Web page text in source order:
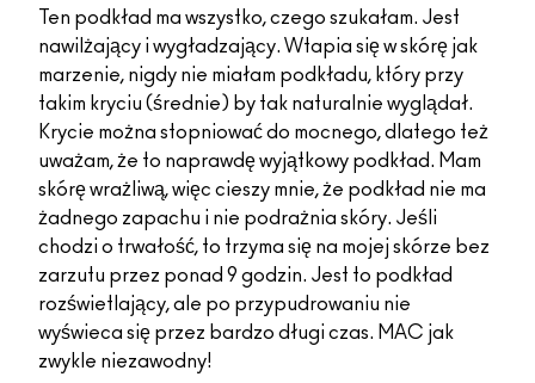
Ten podkład ma wszystko, czego szukałam. Jest
nawilżający i wygładzający. Wtapia się w skórę jak
marzenie, nigdy nie miałam podkładu, który przy
takim kryciu (średnie) by tak naturalnie wyglądał.
Krycie można stopniować do mocnego, dlatego też
uważam, że to naprawdę wyjątkowy podkład. Mam
skórę wrażliwą, więc cieszy mnie, że podkład nie ma
żadnego zapachu i nie podrażnia skóry. Jeśli
chodzi o trwałość, to trzyma się na mojej skórze bez
zarzutu przez ponad 9 godzin. Jest to podkład
rozświetlający, ale po przypudrowaniu nie
wyświeca się przez bardzo długi czas. MAC jak
zwykle niezawodny!